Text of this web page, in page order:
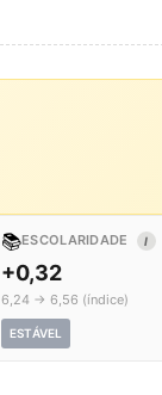
📚ESCOLARIDADE I
+0,32
6,24 → 6,56 (índice)
ESTÁVEL